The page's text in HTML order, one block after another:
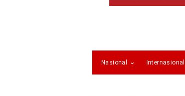
Nasional Internasional